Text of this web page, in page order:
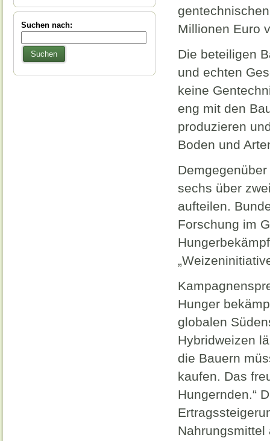
Suchen nach:
Suchen
Millionen Euro
Die beteiligen
und echten
keine
eng mit den
produzieren
Boden und
sechs über
aufteilen.
Forschung im
Hunger
globalen
Hybridweizen
die Bauern
kaufen. Das
Hungernden.“